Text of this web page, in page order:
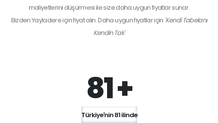
maliyetlerini düşürmesi ile size daha uygun fiyatlar sunar.
BizdenYayladereiçin fiyat alın. Daha uygun fiyatlar için 'Kendi Tabelanı
Kendin Tak'
81 +
Türkiye'nin 81 ilinde